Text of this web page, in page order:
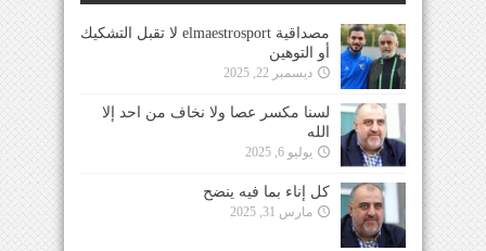
مصداقية elmaestrosport لا تقبل التشكيك
أو التوهين
ديسمبر 22, 2025
لسنا مكسر عصا ولا نخاف من احد إلا
الله
يوليو 6, 2025
كل إناء بما فيه ينضح
مارس 31, 2025